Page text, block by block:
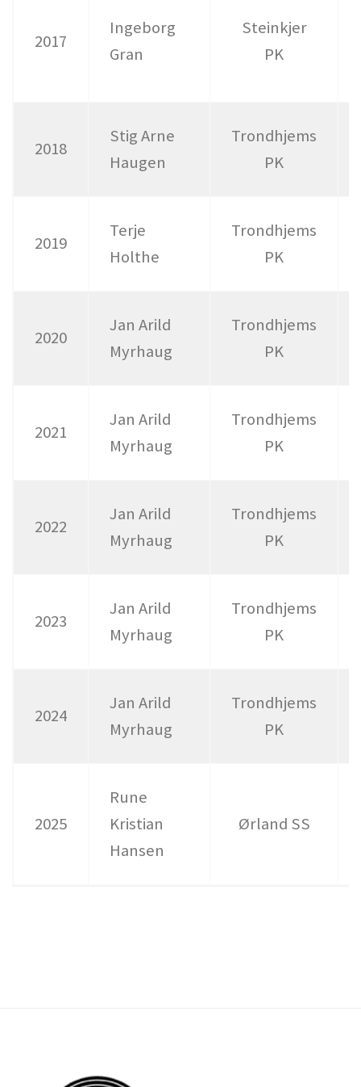
2017
Ingeborg
Gran
Steinkjer
PK
2018
Stig Arne
Haugen
Trondhjems
PK
2019
Terje
Holthe
Trondhjems
PK
2020
Jan Arild
Myrhaug
Trondhjems
PK
2021
Jan Arild
Myrhaug
Trondhjems
PK
2022
Jan Arild
Myrhaug
Trondhjems
PK
2023
Jan Arild
Myrhaug
Trondhjems
PK
2024
Jan Arild
Myrhaug
Trondhjems
PK
2025
Rune
Kristian
Hansen
Ørland SS